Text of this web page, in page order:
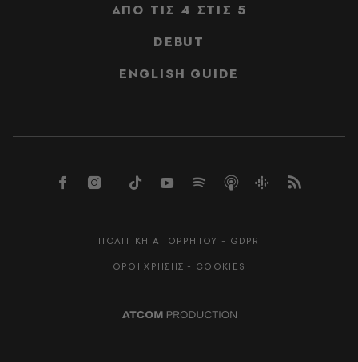
ΑΠΟ ΤΙΣ 4 ΣΤΙΣ 5
DEBUT
ENGLISH GUIDE
ΠΟΛΙΤΙΚΗ ΑΠΟΡΡΗΤΟΥ - GDPR
ΟΡΟΙ ΧΡΗΣΗΣ - COOKIES